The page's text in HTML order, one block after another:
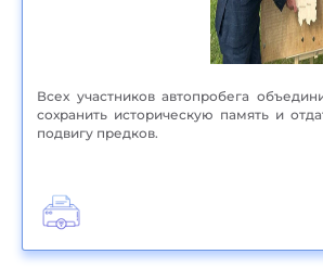
Всех участников автопробега
сохранить историческую память и
подвигу предков.